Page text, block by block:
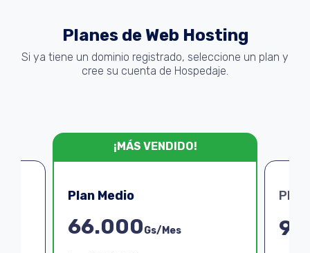
Planes de Web Hosting
Si ya tiene un dominio registrado, seleccione un plan y
cree su cuenta de Hospedaje.
¡MÁS VENDIDO!
Plan Medio
66.000Gs/Mes
Plan